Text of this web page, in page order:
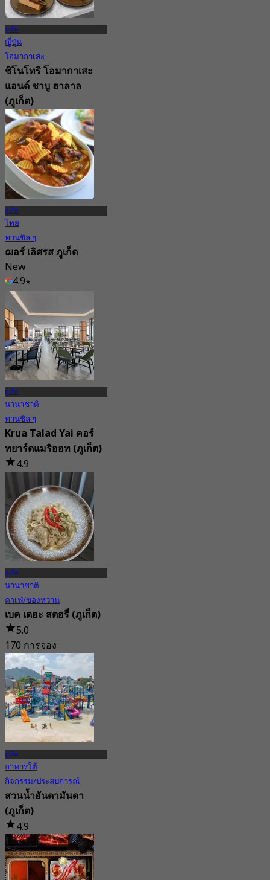
ภูเก็ต
ญี่ปุ่น
โอมากาเสะ
ชิโนโทริ โอมากาเสะ
แอนด์ ชาบู ฮาลาล
(ภูเก็ต)
New
4.2
จาก฿ 990
ภูเก็ต
ไทย
ทานชิล ๆ
ฌอร์ เลิศรส ภูเก็ต
New
4.9
จาก
ภูเก็ต
นานาชาติ
ทานชิล ๆ
Krua Talad Yai คอร์
ทยาร์ดแมริออท (ภูเก็ต)
4.9
จาก฿ 625
ภูเก็ต
นานาชาติ
คาเฟ่/ของหวาน
เบค เดอะ สตอรี่ (ภูเก็ต)
5.0
170 การจอง
จาก฿ 237.5
ภูเก็ต
อาหารใต้
กิจกรรม/ประสบการณ์
สวนน้ำอันดามันดา
(ภูเก็ต)
4.9
85 การจอง
จาก฿ 1,056